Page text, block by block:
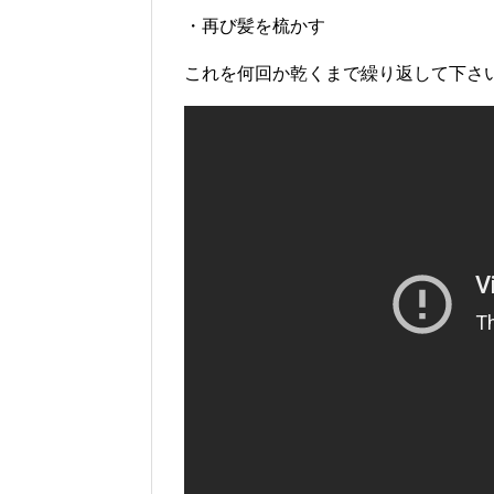
・再び髪を梳かす
これを何回か乾くまで繰り返して下さ